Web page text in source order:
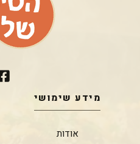
מידע שימושי
אודות